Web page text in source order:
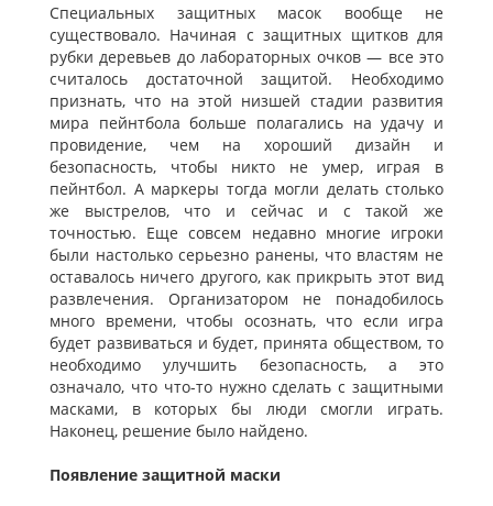
Специальных защитных масок вообще не
существовало. Начиная с защитных щитков для
рубки деревьев до лабораторных очков — все это
считалось достаточной защитой. Необходимо
признать, что на этой низшей стадии развития
мира пейнтбола больше полагались на удачу и
провидение, чем на хороший дизайн и
безопасность, чтобы никто не умер, играя в
пейнтбол. А маркеры тогда могли делать столько
же выстрелов, что и сейчас и с такой же
точностью. Еще совсем недавно многие игроки
были настолько серьезно ранены, что властям не
оставалось ничего другого, как прикрыть этот вид
развлечения. Организатором не понадобилось
много времени, чтобы осознать, что если игра
будет развиваться и будет, принята обществом, то
необходимо улучшить безопасность, а это
означало, что что-то нужно сделать с защитными
масками, в которых бы люди смогли играть.
Наконец, решение было найдено.
Появление защитной маски